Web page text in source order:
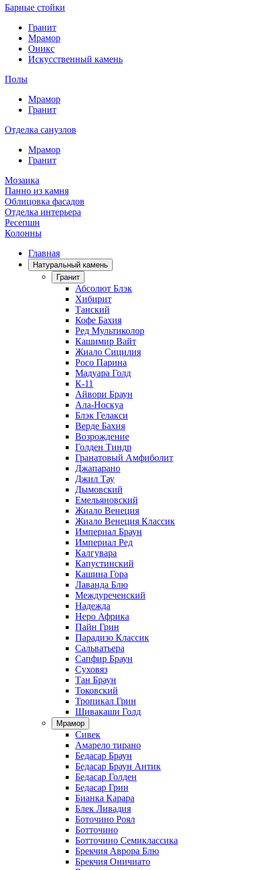
Барные стойки
Гранит
Мрамор
Оникс
Искусственный камень
Полы
Мрамор
Гранит
Отделка санузлов
Мрамор
Гранит
Мозаика
Панно из камня
Облицовка фасадов
Отделка интерьера
Ресепшн
Колонны
Главная
Натуральный камень
Гранит
Абсолют Блэк
Хибирит
Танский
Кофе Бахия
Ред Мультиколор
Кашимир Вайт
Жиало Сицилия
Росо Парина
Мадуара Голд
К-11
Айвори Браун
Ала-Носкуа
Блэк Гелакси
Верде Бахия
Возрождение
Голден Тиндр
Гранатовый Амфиболит
Джапарано
Джил Тау
Дымовский
Емельяновский
Жиало Венеция
Жиало Венеция Классик
Империал Браун
Империал Ред
Калгувара
Капустинский
Кашина Гора
Лаванда Блю
Междуреченский
Надежда
Неро Африка
Пайн Грин
Парадизо Классик
Сальватьера
Сапфир Браун
Суховяз
Тан Браун
Токовский
Тропикал Грин
Шивакаши Голд
Мрамор
Сивек
Амарело тирано
Бедасар Браун
Бедасар Браун Антик
Бедасар Голден
Бедасар Грин
Бианка Карара
Блек Ливадия
Боточино Роял
Ботточино
Ботточино Семиклассика
Брекчия Аврора Блю
Брекчия Оничиато